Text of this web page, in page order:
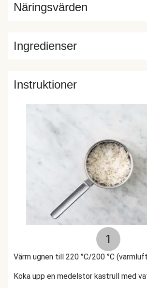
Ingredienser
Näringsvärden
Instruktioner
1
Värm ugnen till 220 °C/200 °C
Koka upp en medelstor kastrull med